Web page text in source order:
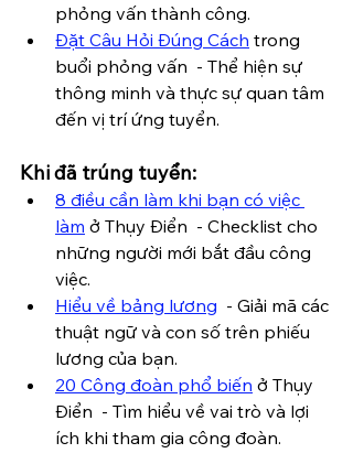
phỏng vấn thành công.
Đặt Câu Hỏi Đúng Cách trong
buổi phỏng vấn  - Thể hiện sự
thông minh và thực sự quan tâm
đến vị trí ứng tuyển.
Khi đã trúng tuyển:
8 điều cần làm khi bạn có việc
làm ở Thụy Điển  - Checklist cho
những người mới bắt đầu công
việc.
Hiểu về bảng lương
  - Giải mã các
thuật ngữ và con số trên phiếu
lương của bạn.
20 Công đoàn phổ biến ở Thụy
Điển  - Tìm hiểu về vai trò và lợi
ích khi tham gia công đoàn.